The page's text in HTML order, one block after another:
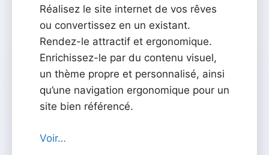
Réalisez le site internet de vos rêves
ou convertissez en un existant.
Rendez-le attractif et ergonomique.
Enrichissez-le par du contenu visuel,
un thème propre et personnalisé, ainsi
qu’une navigation ergonomique pour un
site bien référencé.
Voir…